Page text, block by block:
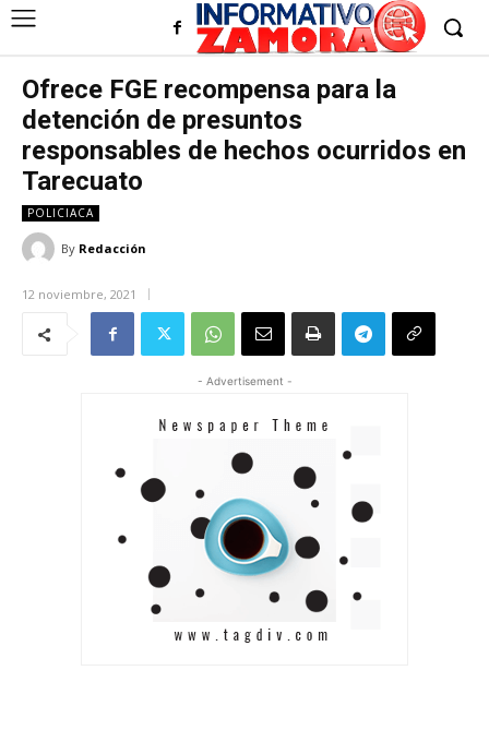
Ofrece FGE recompensa para la
detención de presuntos
responsables de hechos ocurridos en
Tarecuato
POLICIACA
By Redacción
12 noviembre, 2021
- Advertisement -